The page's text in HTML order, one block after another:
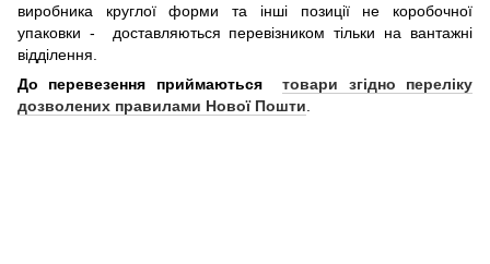
виробника круглої форми та інші позиції не коробочної
упаковки - доставляються перевізником тільки на вантажні
відділення.
До перевезення приймаютьсятовари згідно переліку
дозволених правилами Нової Пошти